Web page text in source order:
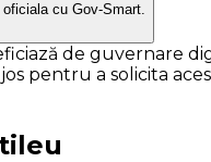
cu Gov-Smart.
de guvernare
pentru a solicita